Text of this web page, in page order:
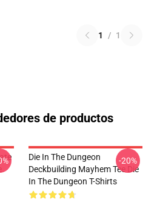
1 / 1
de productos
Die In The Dungeon
Deckbuilding Mayhem Tee Die
In The Dungeon T-Shirts
-20%